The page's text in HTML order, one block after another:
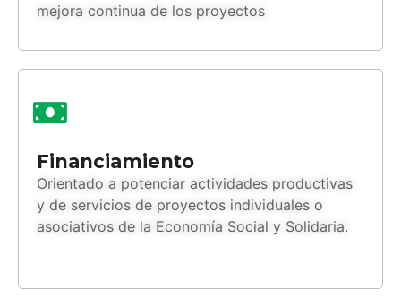
mejora continua de los proyectos
Financiamiento
Orientado a potenciar actividades productivas
y de servicios de proyectos individuales o
asociativos de la Economía Social y Solidaria.